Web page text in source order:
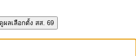
ดูผลเลือกตั้ง สส. 69